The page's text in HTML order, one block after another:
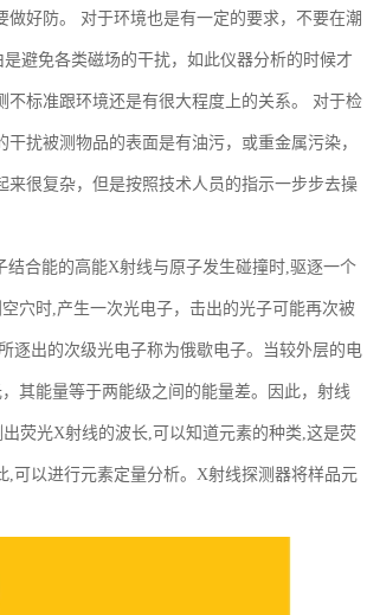
好防。 对于环境也是有一定的要求，不要在潮
避免各类磁场的干扰，如此仪器分析的时候才
标准跟环境还是有很大程度上的关系。 对于检
扰被测物品的表面是有油污，或重金属污染，
很复杂，但是按照技术人员的指示一步步去操
合能的高能X射线与原子发生碰撞时,驱逐一个
穴时,产生一次光电子，击出的光子可能再次被
逐出的次级光电子称为俄歇电子。当较外层的电
其能量等于两能级之间的能量差。因此，射线
荧光X射线的波长,可以知道元素的种类,这是荧
可以进行元素定量分析。X射线探测器将样品元